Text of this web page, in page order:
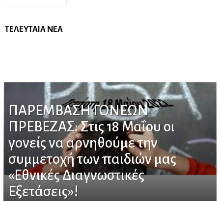
ΤΕΛΕΥΤΑΊΑ ΝΈΑ
ΠΑΡΕΜΒΑΣΗ ΓΟΝΕΩΝ
ΠΡΕΒΕΖΑΣ: Στις 18 Μαΐου οι
γονείς να αρνηθούμε την
συμμετοχή των παιδιών μας
«Εθνικές Διαγνωστικές
Εξετάσεις»!